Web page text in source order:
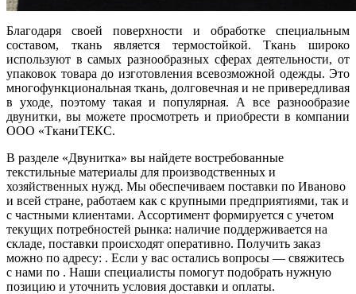
Благодаря своей поверхности и обработке специальным
составом, ткань является термостойкой. Ткань широко
используют в самых разнообразных сферах деятельности, от
упаковок товара до изготовления всевозможной одежды. Это
многофункциональная ткань, долговечная и не привередливая
в уходе, поэтому такая и популярная. А все разнообразие
двунитки, вы можете просмотреть и приобрести в компании
ООО «ТканиТЕКС.
В разделе «Двунитка» вы найдете востребованные
текстильные материалы для производственных и
хозяйственных нужд. Мы обеспечиваем поставки по Иваново
и всей стране, работаем как с крупными предприятиями, так и
с частными клиентами. Ассортимент формируется с учетом
текущих потребностей рынка: наличие поддерживается на
складе, поставки происходят оперативно. Получить заказ
можно по адресу: . Если у вас остались вопросы — свяжитесь
с нами по . Наши специалисты помогут подобрать нужную
позицию и уточнить условия доставки и оплаты.